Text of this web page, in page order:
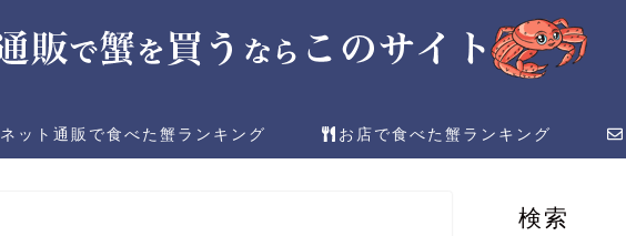
ネット通販で食べた蟹ランキング お店で食べた蟹ランキング
検索